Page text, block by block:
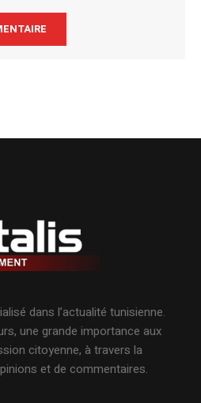
dans l’actualité tunisienne.
une grande importance aux
citoyenne, à travers la
et de commentaires.